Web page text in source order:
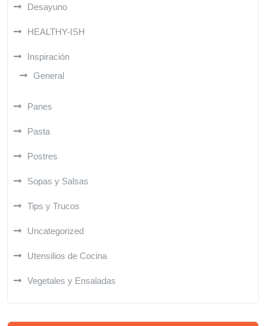
Desayuno
HEALTHY-ISH
Inspiración
General
Panes
Pasta
Postres
Sopas y Salsas
Tips y Trucos
Uncategorized
Utensilios de Cocina
Vegetales y Ensaladas